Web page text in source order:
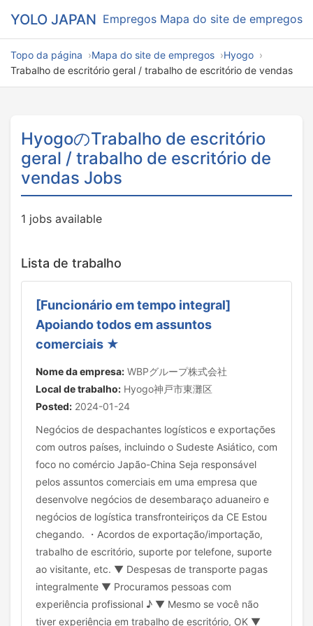
YOLO JAPAN Empregos Mapa do site de empregos
Topo da página Mapa do site de empregos
Hyogo
Trabalho de escritório geral / trabalho de escritório de vendas
HyogoのTrabalho de escritório
geral / trabalho de escritório de
vendas Jobs
1 jobs available
Lista de trabalho
[Funcionário em tempo integral]
Apoiando todos em assuntos
comerciais ★
Nome da empresa: WBPグループ株式会社
Local de trabalho: Hyogo神戸市東灘区
Posted: 2024-01-24
Negócios de despachantes logísticos e exportações
com outros países, incluindo o Sudeste Asiático, com
foco no comércio Japão-China Seja responsável
pelos assuntos comerciais em uma empresa que
desenvolve negócios de desembaraço aduaneiro e
negócios de logística transfronteiriços da CE Estou
chegando. ・Acordos de exportação/importação,
trabalho de escritório, suporte por telefone, suporte
ao visitante, etc. ▼ Despesas de transporte pagas
integralmente ▼ Procuramos pessoas com
experiência profissional ♪ ▼ Mesmo se você não
tiver experiência em trabalho de escritório, OK ▼